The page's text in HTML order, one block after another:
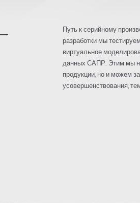
Путь к серийному
разработки мы
виртуальное
данных САПР. Этим мы
продукции, но и можем
усовершенствования,